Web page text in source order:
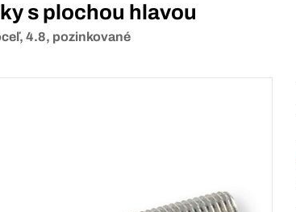
s plochou hlavou
4.8, pozinkované